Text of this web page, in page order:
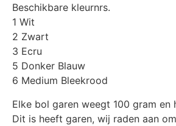
Beschikbare kleurnrs.
1 Wit
2 Zwart
3 Ecru
5 Donker Blauw
6 Medium Bleekrood
Elke bol garen weegt 100 gram en
Dit is heeft garen, wij raden aan